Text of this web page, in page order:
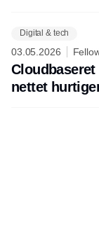
Digital & tech
03.05.2026
nettet